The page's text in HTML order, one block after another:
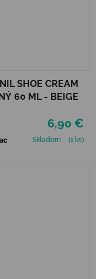
SHOE CREAM
60 ML - BEIGE
6,90 €
Skladom (1 ks)